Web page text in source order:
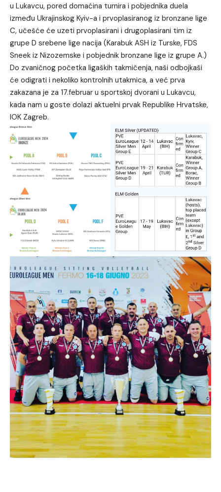
u Lukavcu, pored domaćina turnira i pobjednika duela
između Ukrajinskog Kyiv-a i prvoplasiranog iz bronzane lige
C, učešće će uzeti prvoplasirani i drugoplasirani tim iz
grupe D srebene lige nacija (Karabuk ASH iz Turske, FDS
Sneek iz Nizozemske i pobjednik bronzane lige iz grupe A.)
Do zvaničnog početka ligaških takmičenja, naši odbojkaši
će odigrati i nekoliko kontrolnih utakmica, a već prva
zakazana je za 17.februar u sportskoj dvorani u Lukavcu,
kada nam u goste dolazi aktuelni prvak Republike Hrvatske,
IOK Zagreb.